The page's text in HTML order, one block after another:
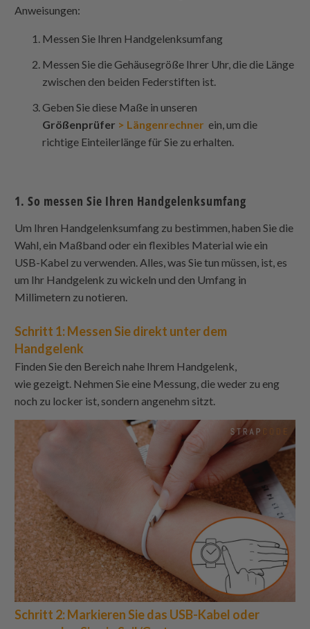
Anweisungen:
Messen Sie Ihren Handgelenksumfang
Messen Sie die Gehäusegröße Ihrer Uhr, die die Länge
zwischen den beiden Federstiften ist.
Geben Sie diese Maße in unseren
Größenprüfer > Längenrechner ein, um die
richtige Einteilerlänge für Sie zu erhalten.
1. So messen Sie Ihren Handgelenksumfang
Um Ihren Handgelenksumfang zu bestimmen, haben Sie die
Wahl, ein Maßband oder ein flexibles Material wie ein
USB-Kabel zu verwenden. Alles, was Sie tun müssen, ist, es
um Ihr Handgelenk zu wickeln und den Umfang in
Millimetern zu notieren.
Schritt 1: Messen Sie direkt unter dem
Handgelenk
Finden Sie den Bereich nahe Ihrem Handgelenk,
wie gezeigt. Nehmen Sie eine Messung, die weder zu eng
noch zu locker ist, sondern angenehm sitzt.
Schritt 2: Markieren Sie das USB-Kabel oder